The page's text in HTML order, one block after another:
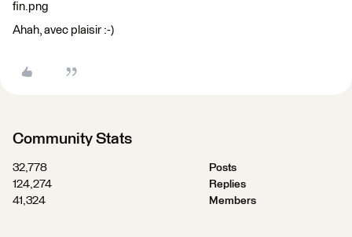
fin.png
Ahah, avec plaisir :-)
Community Stats
32,778
Posts
124,274
Replies
41,324
Members